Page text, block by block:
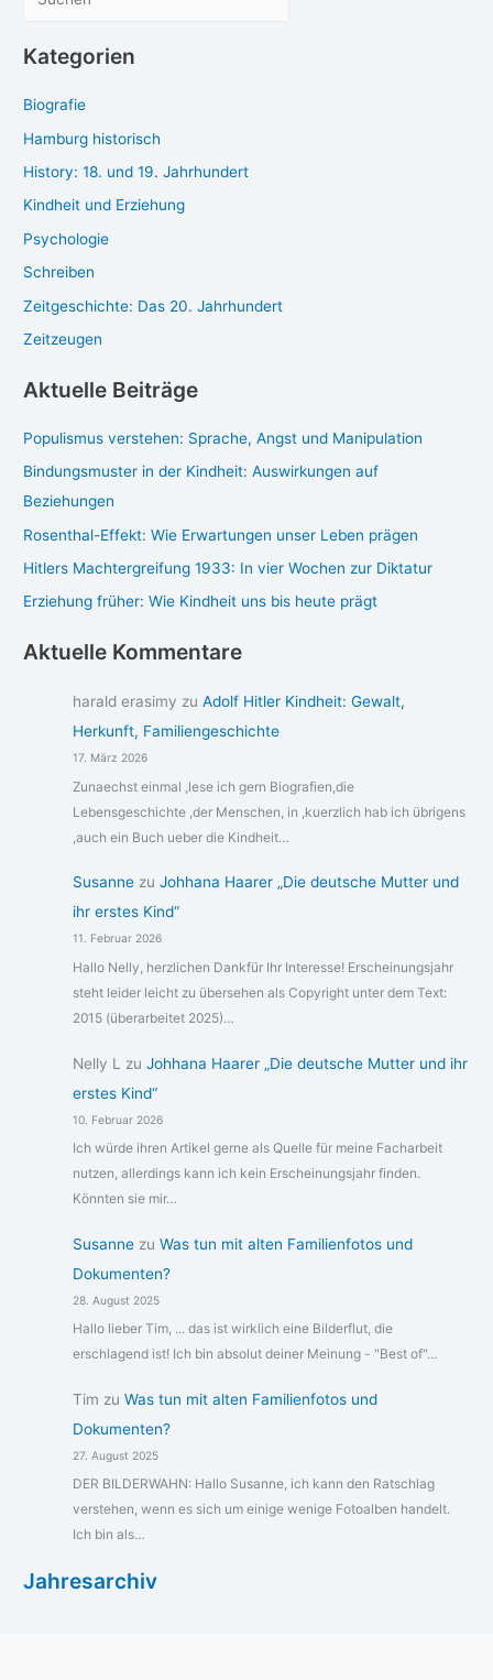
dun­
ver­
hin­
c
e
n
Kategorien
Biografie
Hamburg historisch
History: 18. und 19. Jahrhundert
Kindheit und Erziehung
Psychologie
Schreiben
Zeitgeschichte: Das 20. Jahrhundert
Zeitzeugen
Aktuelle Beiträge
Populismus verstehen: Sprache, Angst und Manipulation
Bindungsmuster in der Kindheit: Auswirkungen auf
Beziehungen
Rosenthal-Effekt: Wie Erwartungen unser Leben prägen
Hitlers Machtergreifung 1933: In vier Wochen zur Diktatur
Erziehung früher: Wie Kindheit uns bis heute prägt
Aktuelle Kommentare
harald erasimy zu Adolf Hitler Kindheit: Gewalt,
Herkunft, Familiengeschichte
17. März 2026
Zunaechst einmal ,lese ich gern Biografien,die
Lebensgeschichte ,der Menschen, in ,kuerzlich hab ich übrigens
,auch ein Buch ueber die Kindheit…
Susannezu Johhana Haarer „Die deutsche Mutter und
ihr erstes Kind“
11. Februar 2026
Hallo Nelly, herzlichen Dankfür Ihr Interesse! Erscheinungsjahr
steht leider leicht zu übersehen als Copyright unter dem Text:
2015 (überarbeitet 2025)…
Nelly L zu Johhana Haarer „Die deutsche Mutter und ihr
erstes Kind“
10. Februar 2026
Ich würde ihren Artikel gerne als Quelle für meine Facharbeit
nutzen, allerdings kann ich kein Erscheinungsjahr finden.
Könnten sie mir…
Susannezu Was tun mit alten Familienfotos und
Dokumenten?
28. August 2025
Hallo lieber Tim, ... das ist wirklich eine Bilderflut, die
erschlagend ist! Ich bin absolut deiner Meinung - "Best of"…
Tim zu Was tun mit alten Familienfotos und
Dokumenten?
27. August 2025
DER BILDERWAHN: Hallo Susanne, ich kann den Ratschlag
verstehen, wenn es sich um einige wenige Fotoalben handelt.
Ich bin als…
Jahresarchiv